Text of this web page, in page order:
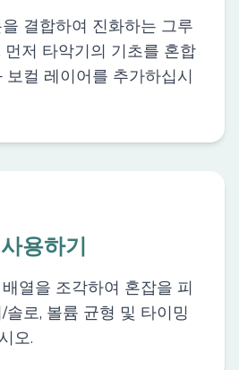
결합하여 진화하는 그루
먼저 타악기의 기초를 혼합
보컬 레이어를 추가하십시
용하기
열을 조각하여 혼잡을 피
로, 볼륨 균형 및 타이밍
오.